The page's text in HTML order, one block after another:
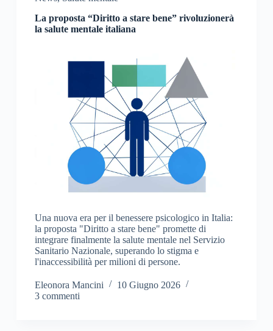
La proposta “Diritto a stare bene” rivoluzionerà
la salute mentale italiana
Una nuova era per il benessere psicologico in Italia:
la proposta "Diritto a stare bene" promette di
integrare finalmente la salute mentale nel Servizio
Sanitario Nazionale, superando lo stigma e
l'inaccessibilità per milioni di persone.
Eleonora Mancini
10 Giugno 2026
3 commenti